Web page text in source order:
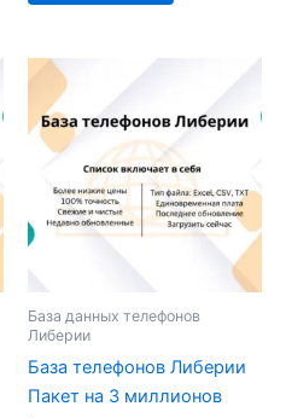
База данных телефонов
Либерии
База телефонов Либерии
Пакет на 3 миллионов